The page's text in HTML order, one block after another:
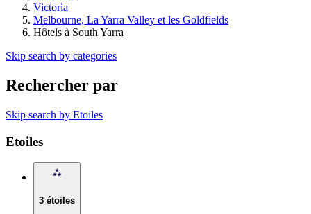
Victoria
Melbourne, La Yarra Valley et les Goldfields
Hôtels à South Yarra
Skip search by categories
Rechercher par
Skip search by Etoiles
Etoiles
3 étoiles